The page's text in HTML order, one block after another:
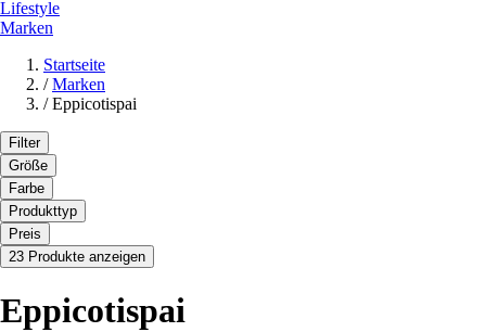
Lifestyle
Marken
Startseite
/ Marken
/ Eppicotispai
Filter
Größe
Farbe
Produkttyp
Preis
23 Produkte anzeigen
Eppicotispai